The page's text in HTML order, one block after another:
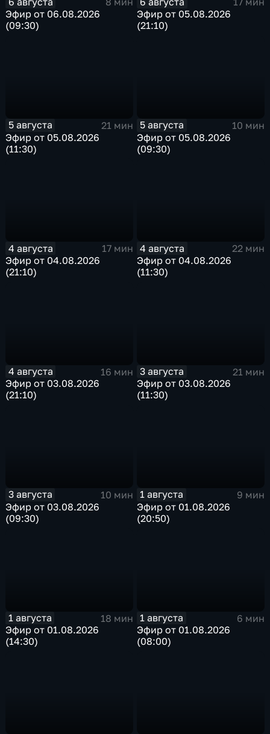
Эфир от 06.08.2026
(09:30)
Эфир от 05.08.2026
(21:10)
5 августа
21 мин
Эфир от 05.08.2026
(11:30)
5 августа
10 мин
Эфир от 05.08.2026
(09:30)
4 августа
17 мин
Эфир от 04.08.2026
(21:10)
4 августа
22 мин
Эфир от 04.08.2026
(11:30)
4 августа
16 мин
Эфир от 03.08.2026
(21:10)
3 августа
21 мин
Эфир от 03.08.2026
(11:30)
3 августа
10 мин
Эфир от 03.08.2026
(09:30)
1 августа
9 мин
Эфир от 01.08.2026
(20:50)
1 августа
18 мин
Эфир от 01.08.2026
(14:30)
1 августа
6 мин
Эфир от 01.08.2026
(08:00)